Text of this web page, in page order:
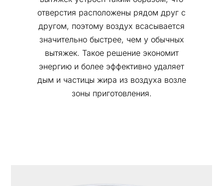
отверстия расположены рядом друг с
другом, поэтому воздух всасывается
значительно быстрее, чем у обычных
вытяжек. Такое решение экономит
энергию и более эффективно удаляет
дым и частицы жира из воздуха возле
зоны приготовления.